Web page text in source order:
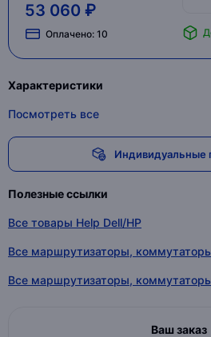
53 060 ₽
Оплачено: 10
Характеристики
Посмотреть все
Индивидуальные
Полезные ссылки
Все товары Help Dell/HP
Все маршрутизаторы,
Все маршрутизаторы,
Ваш заказ